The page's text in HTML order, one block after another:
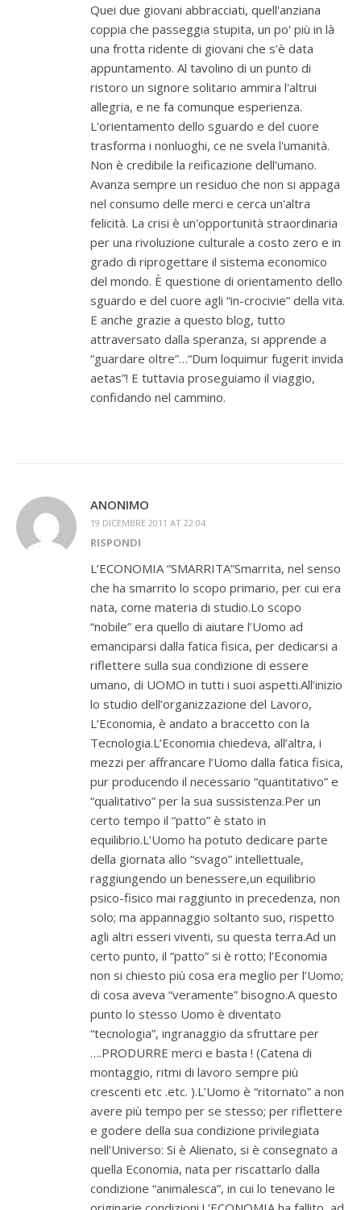
Quei due giovani abbracciati, quell'anziana
coppia che passeggia stupita, un po' più in là
una frotta ridente di giovani che s'è data
appuntamento. Al tavolino di un punto di
ristoro un signore solitario ammira l'altrui
allegria, e ne fa comunque esperienza.
L'orientamento dello sguardo e del cuore
trasforma i nonluoghi, ce ne svela l'umanità.
Non è credibile la reificazione dell'umano.
Avanza sempre un residuo che non si appaga
nel consumo delle merci e cerca un'altra
felicità. La crisi è un'opportunità straordinaria
per una rivoluzione culturale a costo zero e in
grado di riprogettare il sistema economico
del mondo. È questione di orientamento dello
sguardo e del cuore agli “in-crocivie” della vita.
E anche grazie a questo blog, tutto
attraversato dalla speranza, si apprende a
“guardare oltre”…“Dum loquimur fugerit invida
aetas”! E tuttavia proseguiamo il viaggio,
confidando nel cammino.
ANONIMO
19 DICEMBRE 2011 AT 22:04
RISPONDI
L’ECONOMIA “SMARRITA”Smarrita, nel senso
che ha smarrito lo scopo primario, per cui era
nata, come materia di studio.Lo scopo
“nobile” era quello di aiutare l’Uomo ad
emanciparsi dalla fatica fisica, per dedicarsi a
riflettere sulla sua condizione di essere
umano, di UOMO in tutti i suoi aspetti.All’inizio
lo studio dell’organizzazione del Lavoro,
L’Economia, è andato a braccetto con la
Tecnologia.L’Economia chiedeva, all’altra, i
mezzi per affrancare l’Uomo dalla fatica fisica,
pur producendo il necessario “quantitativo” e
“qualitativo” per la sua sussistenza.Per un
certo tempo il “patto” è stato in
equilibrio.L’Uomo ha potuto dedicare parte
della giornata allo “svago” intellettuale,
raggiungendo un benessere,un equilibrio
psico-fisico mai raggiunto in precedenza, non
solo; ma appannaggio soltanto suo, rispetto
agli altri esseri viventi, su questa terra.Ad un
certo punto, il “patto” si è rotto; l’Economia
non si chiesto più cosa era meglio per l’Uomo;
di cosa aveva “veramente” bisogno.A questo
punto lo stesso Uomo è diventato
“tecnologia”, ingranaggio da sfruttare per
….PRODURRE merci e basta ! (Catena di
montaggio, ritmi di lavoro sempre più
crescenti etc .etc. ).L’Uomo è “ritornato” a non
avere più tempo per se stesso; per riflettere
e godere della sua condizione privilegiata
nell’Universo: Si è Alienato, si è consegnato a
quella Economia, nata per riscattarlo dalla
condizione “animalesca”, in cui lo tenevano le